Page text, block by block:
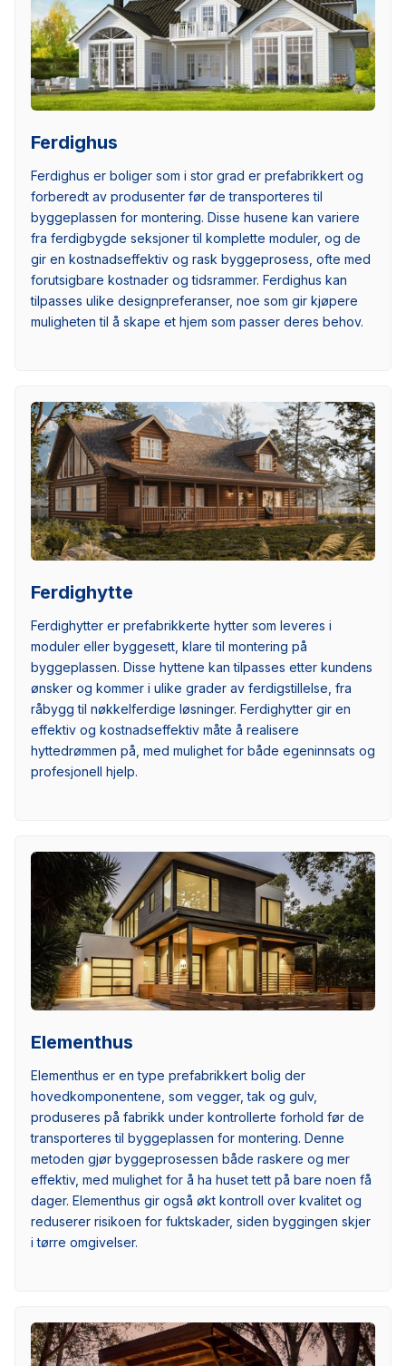
Ferdighus
Ferdighus er boliger som i stor grad er prefabrikkert og
forberedt av produsenter før de transporteres til
byggeplassen for montering. Disse husene kan variere
fra ferdigbygde seksjoner til komplette moduler, og de
gir en kostnadseffektiv og rask byggeprosess, ofte med
forutsigbare kostnader og tidsrammer. Ferdighus kan
tilpasses ulike designpreferanser, noe som gir kjøpere
muligheten til å skape et hjem som passer deres behov.
Ferdighytte
Ferdighytter er prefabrikkerte hytter som leveres i
moduler eller byggesett, klare til montering på
byggeplassen. Disse hyttene kan tilpasses etter kundens
ønsker og kommer i ulike grader av ferdigstillelse, fra
råbygg til nøkkelferdige løsninger. Ferdighytter gir en
effektiv og kostnadseffektiv måte å realisere
hyttedrømmen på, med mulighet for både egeninnsats og
profesjonell hjelp.
Elementhus
Elementhus er en type prefabrikkert bolig der
hovedkomponentene, som vegger, tak og gulv,
produseres på fabrikk under kontrollerte forhold før de
transporteres til byggeplassen for montering. Denne
metoden gjør byggeprosessen både raskere og mer
effektiv, med mulighet for å ha huset tett på bare noen få
dager. Elementhus gir også økt kontroll over kvalitet og
reduserer risikoen for fuktskader, siden byggingen skjer
i tørre omgivelser.